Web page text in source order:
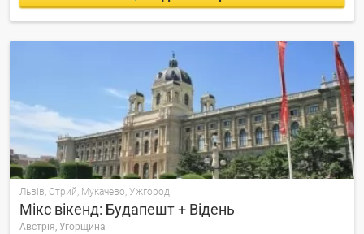
Львів, Стрий, Мукачево, Ужгород
Мікс вікенд: Будапешт + Відень
Австрія, Угорщина